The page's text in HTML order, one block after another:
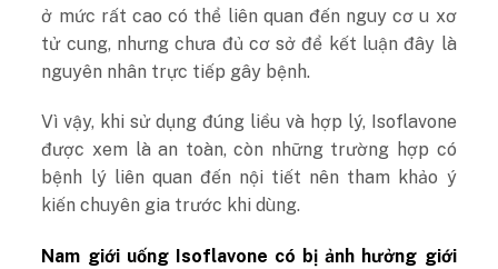
ở mức rất cao có thể liên quan đến nguy cơ u xơ
tử cung, nhưng chưa đủ cơ sở để kết luận đây là
nguyên nhân trực tiếp gây bệnh.
Vì vậy, khi sử dụng đúng liều và hợp lý, Isoflavone
được xem là an toàn, còn những trường hợp có
bệnh lý liên quan đến nội tiết nên tham khảo ý
kiến chuyên gia trước khi dùng.
Nam giới uống Isoflavone có bị ảnh hưởng giới